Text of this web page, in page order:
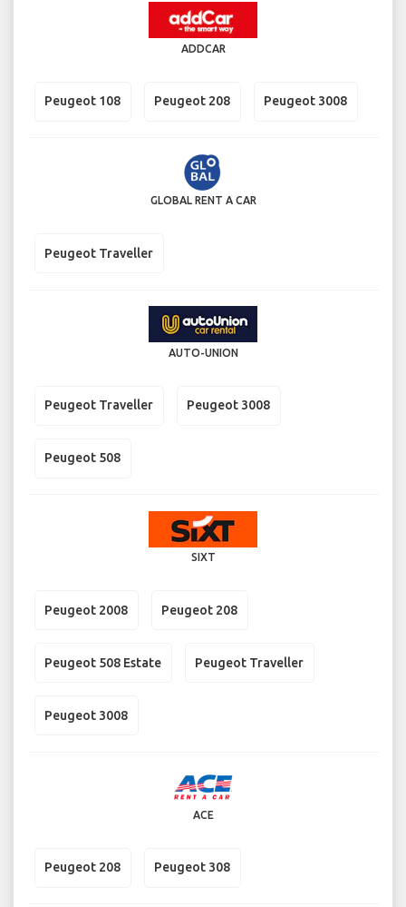
ADDCAR
Peugeot 108 Peugeot 208 Peugeot 3008
GLOBAL RENT A CAR
Peugeot Traveller
AUTO-UNION
Peugeot Traveller Peugeot 3008
Peugeot 508
SIXT
Peugeot 2008 Peugeot 208
Peugeot 508 Estate Peugeot Traveller
Peugeot 3008
ACE
Peugeot 208 Peugeot 308